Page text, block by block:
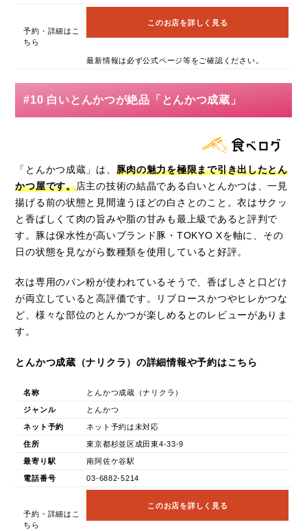
予約・詳細はこ
ちら
このお店を詳しく見る
最新情報は必ず公式ページ等をご確認ください。
#10 白いとんかつが絶品「とんかつ成蔵」
「とんかつ成蔵」は、 豚肉の魅力を極限まで引き出したとん
かつ屋です。店主の技術の結晶である白いとんかつは、一見
揚げる前の状態と見間違うほどの白さとのこと。衣はサクッ
と香ばしくて肉の旨みや脂の甘みも最上級であると評判で
す。豚は保水性が高いブランド豚・TOKYO Xを軸に、その
日の状態を見ながら数種類を使用していると好評。
衣は専用のパン粉が使われているそうで、香ばしさと口どけ
が両立していると高評価です。リブロースかつやヒレかつな
ど、様々な部位のとんかつが楽しめるとのレビューがありま
す。
とんかつ成蔵（ナリクラ）の詳細情報や予約はこちら
名称 とんかつ成蔵（ナリクラ）
ジャンル とんかつ
ネット予約 ネット予約は未対応
住所 東京都杉並区成田東4-33-9
最寄り駅 南阿佐ケ谷駅
電話番号 03-6882-5214
予約・詳細はこ
ちら
このお店を詳しく見る